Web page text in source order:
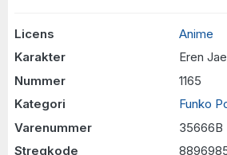
Licens
Anime
Karakter
Eren
Nummer
1165
Kategori
Funko
Varenummer
35666B
Stregkode